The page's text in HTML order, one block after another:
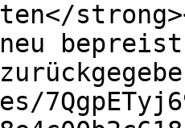
bepreist